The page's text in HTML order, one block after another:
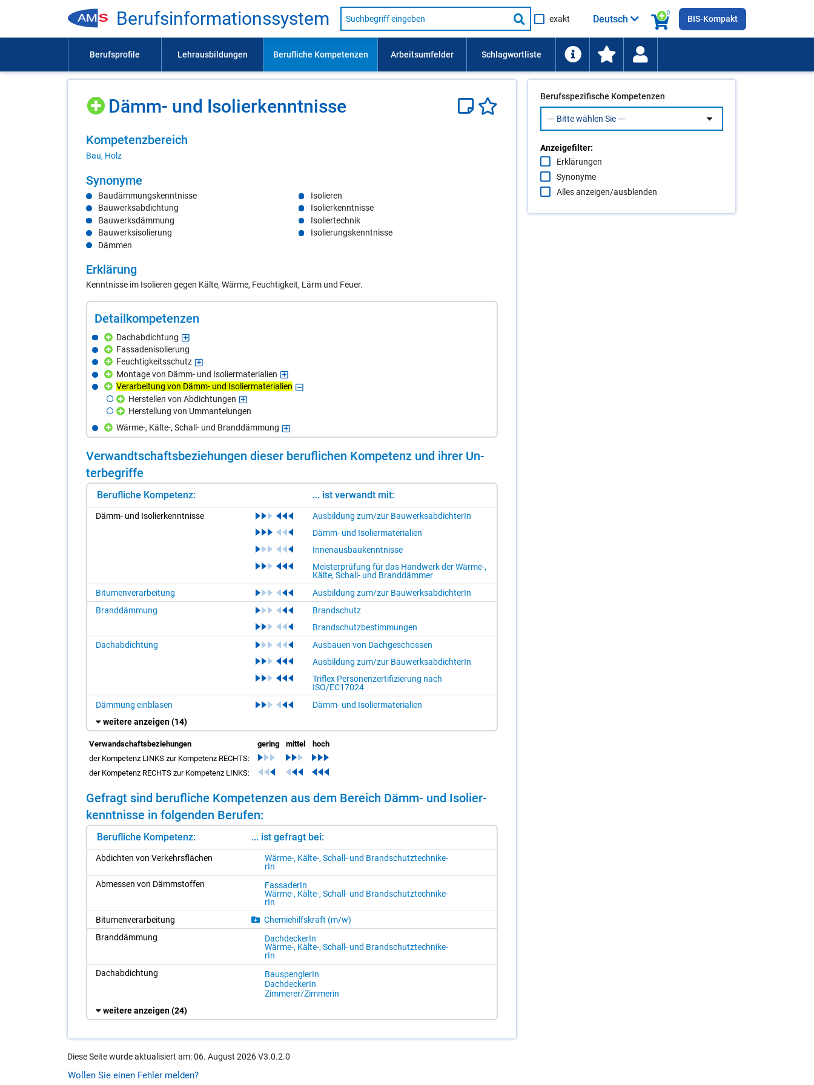
Be­rufs­in­for­ma­ti­ons­sys­tem
Suche
nach
Lehrausbildung,
usw.
Suche
starten
exakt
0
Deutsch BIS-Kompakt
Dämm- und Iso­lier­kennt­nis­se
Kom­pe­tenz­be­reich
Bau, Holz
Syn­ony­me
Baudämmungskenntnisse
Bauwerksabdichtung
Bauwerksdämmung
Bauwerksisolierung
Dämmen
Isolieren
Isolierkenntnisse
Isoliertechnik
Isolierungskenntnisse
Er­klä­rung
Kenntnisse im Isolieren gegen Kälte, Wärme, Feuchtigkeit, Lärm und Feuer.
De­tail­kom­pe­ten­zen
Dachabdichtung
Fassadenisolierung
Feuchtigkeitsschutz
Montage von Dämm- und Isoliermaterialien
Verarbeitung von Dämm- und Isoliermaterialien
Herstellen von Abdichtungen
Herstellung von Ummantelungen
Wärme-, Kälte-, Schall- und Branddämmung
Ver­wandt­schafts­be­zie­hun­gen die­ser be­ruf­li­chen Kom­pe­tenz und ih­rer Un­
ter­be­grif­fe
Berufliche Kompetenz: ... ist verwandt mit:
Dämm- und Iso­lier­kennt­nis­se
Ausbildung zum/zur BauwerksabdichterIn
Dämm- und Isoliermaterialien
Innenausbaukenntnisse
Meisterprüfung für das Handwerk der Wärme-,
Kälte, Schall- und Branddämmer
Bitumenverarbeitung
Ausbildung zum/zur BauwerksabdichterIn
Branddämmung
Brandschutz
Brandschutzbestimmungen
Dachabdichtung
Ausbauen von Dachgeschossen
Ausbildung zum/zur BauwerksabdichterIn
Triflex Personenzertifizierung nach
ISO/EC17024
Dämmung einblasen
Dämm- und Isoliermaterialien
weitere anzeigen(14)
Verwandschaftsbeziehungen gering mittel
hoch
der Kompetenz LINKS zur Kompetenz RECHTS:
der Kompetenz RECHTS zur Kompetenz LINKS:
Ge­fragt sind be­ruf­li­che Kom­pe­ten­zen aus dem Be­reich Dämm- und Iso­lier­
kennt­nis­se in fol­gen­den Be­ru­fen:
Berufliche Kompetenz: ... ist gefragt bei:
Ab­dich­ten von Ver­kehrs­flä­chen
Wär­me-, Käl­te-, Schall- und Brand­schutz­tech­ni­ke­
rIn
Ab­mes­sen von Dämm­stof­fen
Fas­sade­rIn
Wär­me-, Käl­te-, Schall- und Brand­schutz­tech­ni­ke­
rIn
Bi­tu­men­ver­ar­bei­tung
Che­mie­hilfs­kraft (m/​w)
Brand­däm­mung
Dach­de­cke­rIn
Wär­me-, Käl­te-, Schall- und Brand­schutz­tech­ni­ke­
rIn
Dach­ab­dich­tung
Bau­s­peng­le­rIn
Dach­de­cke­rIn
Zim­me­rer/​Zim­me­rin
weitere anzeigen(24)
Berufsspezifische Kompetenzen
Anzeigefilter:
Erklärungen
Synonyme
Alles anzeigen/ausblenden
Diese Seite wurde aktualisiert am: 06. August 2026 V3.0.2.0
Wollen Sie einen Fehler melden?